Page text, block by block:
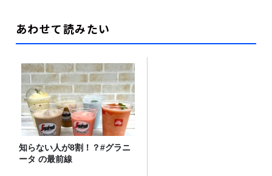
あわせて読みたい
知らない人が8割！？#グラニ
ータ の最前線